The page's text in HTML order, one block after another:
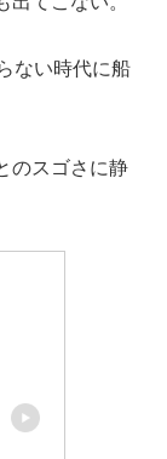
ない時代に船
のスゴさに静